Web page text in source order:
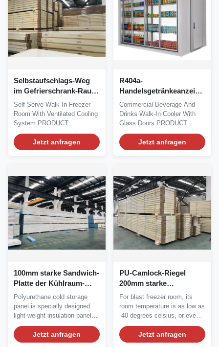
Selbstaufschlags-Weg
im Gefrierschrank-Raum
mit gelüftetem
Kühlsystem
Self-Serve Walk-In Freezer
Room With Ventilated Cooling
System PRODUCT
DESCRIPTION I7 ROMA F...
Jetzt anfragen
R404a-
Handelsgetränkeanzeigen-
Kühlvorrichtung mit
Glastüren
Commercial Beverage And
Drinks Walk-In Cooler With
Glass Doors PRODUCT
DESCRIPTION I7 ROMA...
Jetzt anfragen
100mm starke Sandwich-
Platte der Kühlraum-
Isolierungs-PUR
Polyurethane cold storage
panel is specially designed
light-weight insulation panel
used for cold...
Jetzt anfragen
PU-Camlock-Riegel
200mm starke
Explosions-
Gefrierschrank-Raum-
Platte
For blast freezer room, its
room temperature is as low as
-40 degrees celsius, or even
lower. The...
Jetzt anfragen